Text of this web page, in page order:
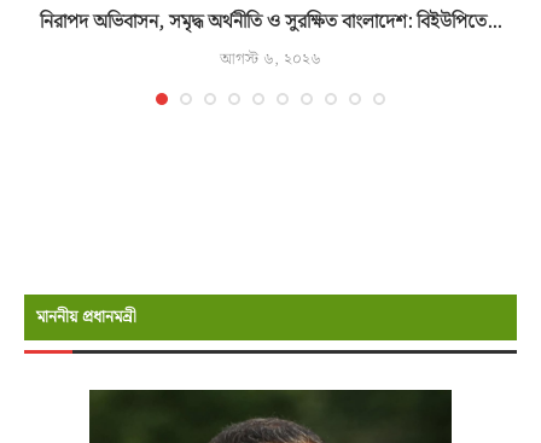
নিরাপদ অভিবাসন, সমৃদ্ধ অর্থনীতি ও সুরক্ষিত বাংলাদেশ: বিইউপিতে...
আগস্ট ৬, ২০২৬
মাননীয় প্রধানমন্রী